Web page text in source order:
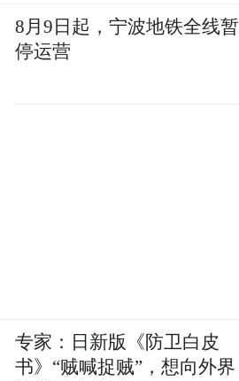
8月9日起，宁波地铁全线暂
停运营
专家：日新版《防卫白皮
书》“贼喊捉贼”，想向外界